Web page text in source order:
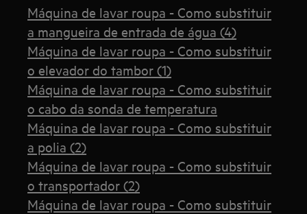
Máquina de lavar roupa - Como substituir
a mangueira de entrada de água (4)
Máquina de lavar roupa - Como substituir
o elevador do tambor (1)
Máquina de lavar roupa - Como substituir
o cabo da sonda de temperatura
Máquina de lavar roupa - Como substituir
a polia (2)
Máquina de lavar roupa - Como substituir
o transportador (2)
Máquina de lavar roupa - Como substituir